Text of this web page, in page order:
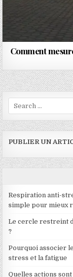
Comment
Search for:
PUBLIER UN
Respiration anti-
simple pour mieux
Le cercle restreint
?
Pourquoi associer
stress et la fatigue
Quelles actions